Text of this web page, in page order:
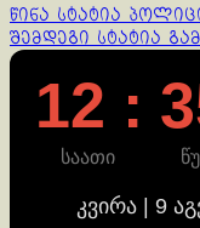
Continue
Reading
წინა სტატია
შემდეგი სტატია
12 :
საათი
კვირა | 9